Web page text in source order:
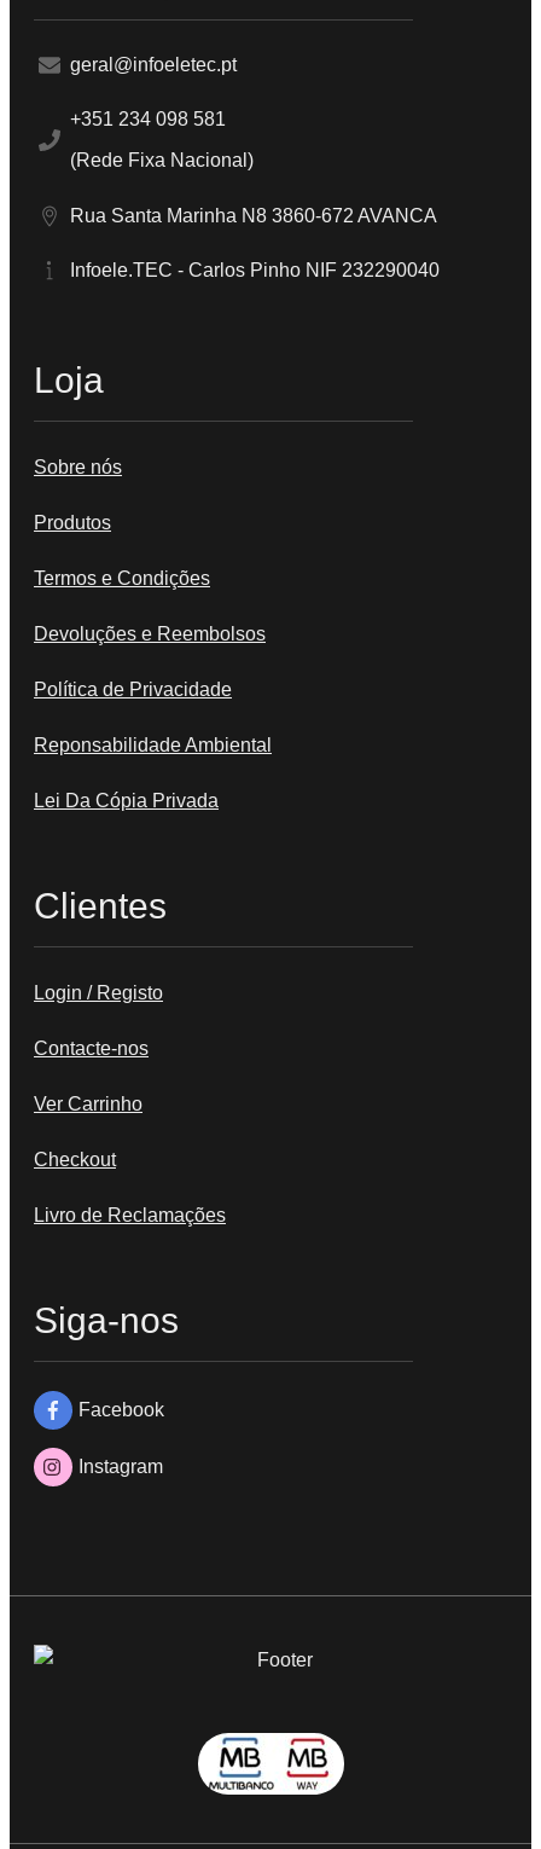
geral@infoeletec.pt
+351 234 098 581
(Rede Fixa Nacional)
Rua Santa Marinha N8 3860-672 AVANCA
Infoele.TEC - Carlos Pinho NIF 232290040
Loja
Sobre nós
Produtos
Termos e Condições
Devoluções e Reembolsos
Política de Privacidade
Reponsabilidade Ambiental
Lei Da Cópia Privada
Clientes
Login / Registo
Contacte-nos
Ver Carrinho
Checkout
Livro de Reclamações
Siga-nos
Facebook
Instagram